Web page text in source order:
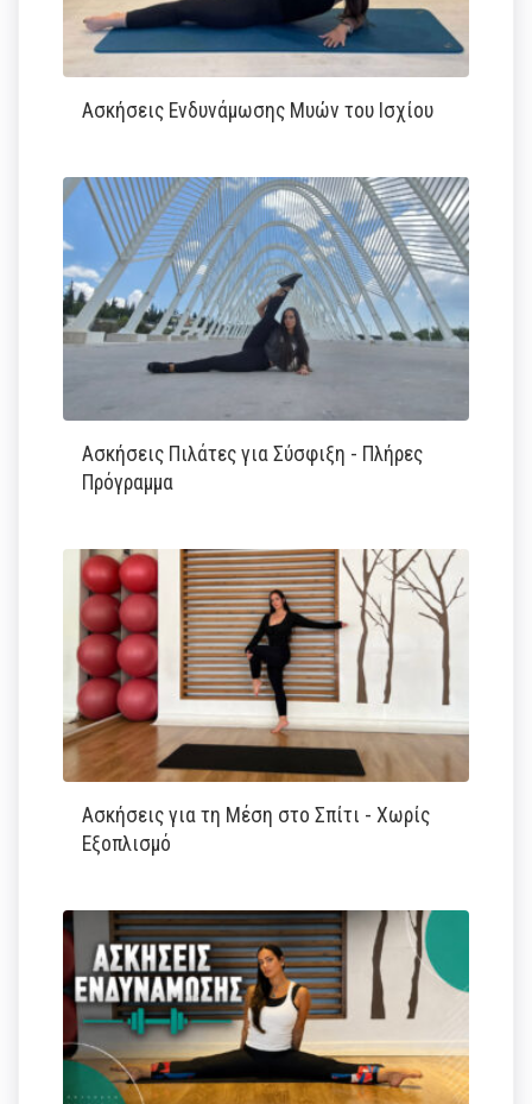
Ασκήσεις Ενδυνάμωσης Μυών του Ισχίου
Ασκήσεις Πιλάτες για Σύσφιξη - Πλήρες
Πρόγραμμα
Ασκήσεις για τη Μέση στο Σπίτι - Χωρίς
Εξοπλισμό